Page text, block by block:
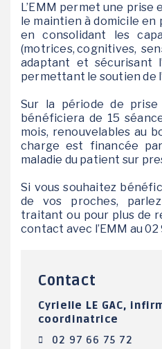
L’EMM permet une
le maintien à domicile en
en consolidant les
(motrices, cognitives,
adaptant et sécurisant
permettant le soutien de
Sur la période de
bénéficiera de 15
mois, renouvelables au
charge est financée par
maladie du patient sur
Si vous souhaitez
de vos proches,
traitant ou pour plus de
contact avec l’EMM au 02
Contact
Cyrielle LE GAC,
coordinatrice
02 97 66 75 72